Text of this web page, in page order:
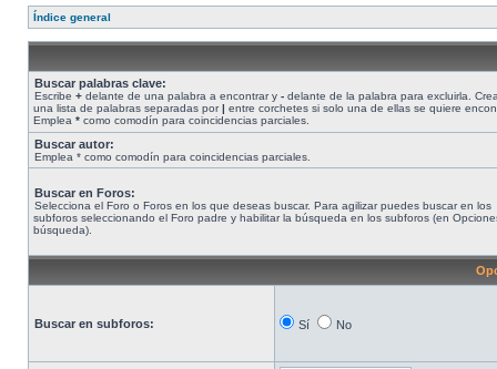
Índice general
Buscar palabras clave:
Escribe + delante de una palabra a encontrar y - delante de la palabra para excluirla.
una lista de palabras separadas por| entre corchetes si solo una de ellas se quiere
Emplea * como comodín para coincidencias parciales.
Buscar autor:
Emplea * como comodín para coincidencias parciales.
Buscar en Foros:
Selecciona el Foro o Foros en los que deseas buscar. Para agilizar puedes buscar en los
subforos seleccionando el Foro padre y habilitar la búsqueda en los subforos (en
búsqueda).
Buscar en subforos: Sí No